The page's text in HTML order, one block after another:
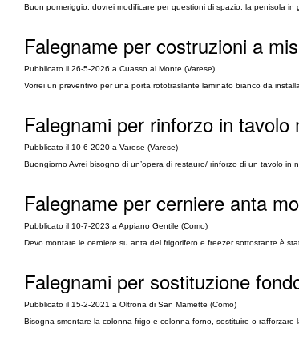
Buon pomeriggio, dovrei modificare per questioni di spazio, la penisola
Falegname per costruzioni a
Pubblicato il 26-5-2026 a Cuasso al Monte (Varese)
Vorrei un preventivo per una porta rototraslante laminato bianco da
Falegnami per rinforzo in tavolo
Pubblicato il 10-6-2020 a Varese (Varese)
Buongiorno Avrei bisogno di un’opera di restauro/ rinforzo di un tavolo
Falegname per cerniere anta
Pubblicato il 10-7-2023 a Appiano Gentile (Como)
Devo montare le cerniere su anta del frigorifero e freezer sottostante è
Falegnami per sostituzione
Pubblicato il 15-2-2021 a Oltrona di San Mamette (Como)
Bisogna smontare la colonna frigo e colonna forno, sostituire o rafforzare